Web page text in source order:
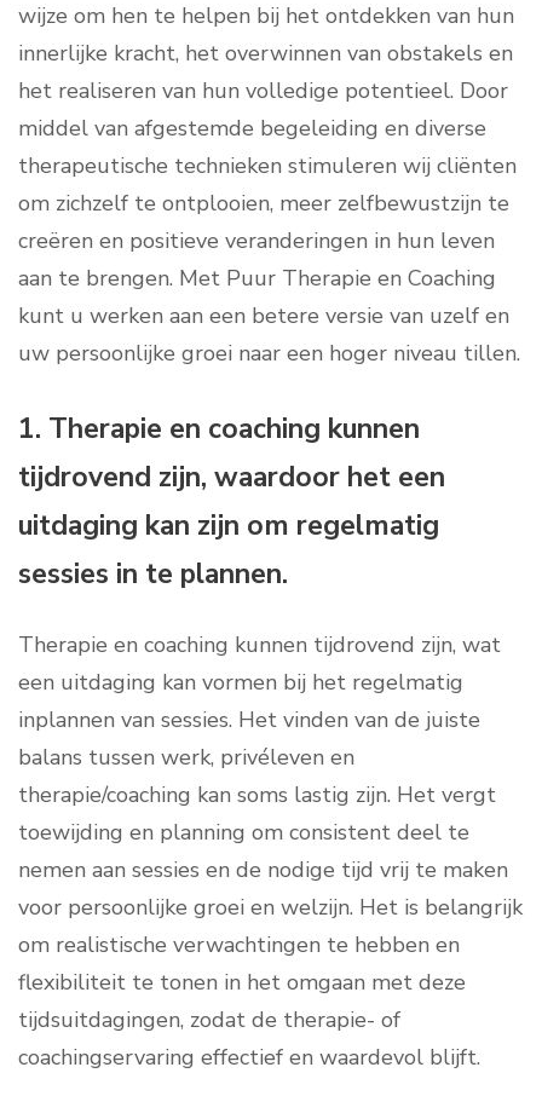
wijze om hen te helpen bij het ontdekken van hun
innerlijke kracht, het overwinnen van obstakels en
het realiseren van hun volledige potentieel. Door
middel van afgestemde begeleiding en diverse
therapeutische technieken stimuleren wij cliënten
om zichzelf te ontplooien, meer zelfbewustzijn te
creëren en positieve veranderingen in hun leven
aan te brengen. Met Puur Therapie en Coaching
kunt u werken aan een betere versie van uzelf en
uw persoonlijke groei naar een hoger niveau tillen.
1. Therapie en coaching kunnen
tijdrovend zijn, waardoor het een
uitdaging kan zijn om regelmatig
sessies in te plannen.
Therapie en coaching kunnen tijdrovend zijn, wat
een uitdaging kan vormen bij het regelmatig
inplannen van sessies. Het vinden van de juiste
balans tussen werk, privéleven en
therapie/coaching kan soms lastig zijn. Het vergt
toewijding en planning om consistent deel te
nemen aan sessies en de nodige tijd vrij te maken
voor persoonlijke groei en welzijn. Het is belangrijk
om realistische verwachtingen te hebben en
flexibiliteit te tonen in het omgaan met deze
tijdsuitdagingen, zodat de therapie- of
coachingservaring effectief en waardevol blijft.